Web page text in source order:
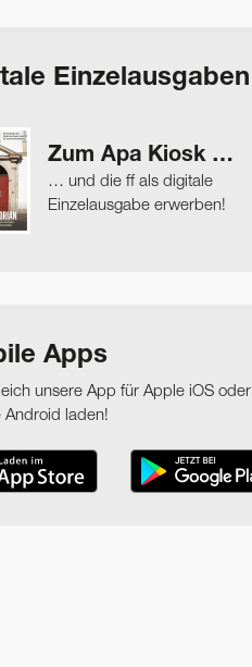
Einzelausgaben
Zum Apa Kiosk …
… und die ff als digitale
Einzelausgabe erwerben!
Apps
unsere App für Apple iOS oder
Android laden!